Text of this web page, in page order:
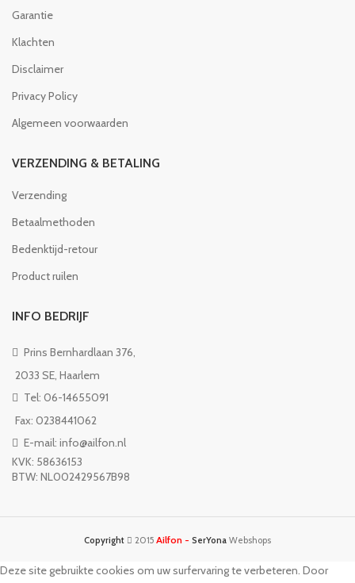
Garantie
Klachten
Disclaimer
Privacy Policy
Algemeen voorwaarden
VERZENDING & BETALING
Verzending
Betaalmethoden
Bedenktijd-retour
Product ruilen
INFO BEDRIJF
Prins Bernhardlaan 376,
2033 SE, Haarlem
Tel: 06-14655091
Fax: 0238441062
E-mail: info@ailfon.nl
KVK: 58636153
BTW: NL002429567B98
Copyright 2015 Ailfon - SerYona Webshops
Deze site gebruikte cookies om uw surfervaring te verbeteren. Door